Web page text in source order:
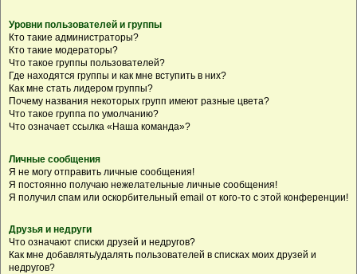
Уровни пользователей и группы
Кто такие администраторы?
Кто такие модераторы?
Что такое группы пользователей?
Где находятся группы и как мне вступить в них?
Как мне стать лидером группы?
Почему названия некоторых групп имеют разные цвета?
Что такое группа по умолчанию?
Что означает ссылка «Наша команда»?
Личные сообщения
Я не могу отправить личные сообщения!
Я постоянно получаю нежелательные личные сообщения!
Я получил спам или оскорбительный email от кого-то с этой конференции!
Друзья и недруги
Что означают списки друзей и недругов?
Как мне добавлять/удалять пользователей в списках моих друзей и
недругов?